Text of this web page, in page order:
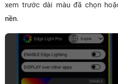
xem trước dài màu đã chọn
nền.